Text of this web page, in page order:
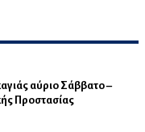
αύριο Σάββατο –
Προστασίας